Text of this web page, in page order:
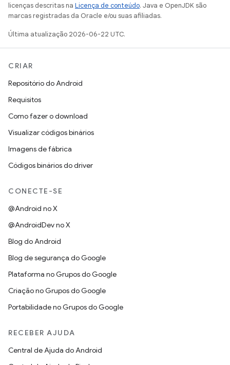
licenças descritas na Licença de conteúdo. Java e OpenJDK são
marcas registradas da Oracle e/ou suas afiliadas.
Última atualização 2026-06-22 UTC.
CRIAR
Repositório do Android
Requisitos
Como fazer o download
Visualizar códigos binários
Imagens de fábrica
Códigos binários do driver
CONECTE-SE
@Android no X
@AndroidDev no X
Blog do Android
Blog de segurança do Google
Plataforma no Grupos do Google
Criação no Grupos do Google
Portabilidade no Grupos do Google
RECEBER AJUDA
Central de Ajuda do Android